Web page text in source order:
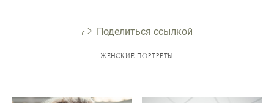
Поделиться ссылкой
ЖЕНСКИЕ ПОРТРЕТЫ